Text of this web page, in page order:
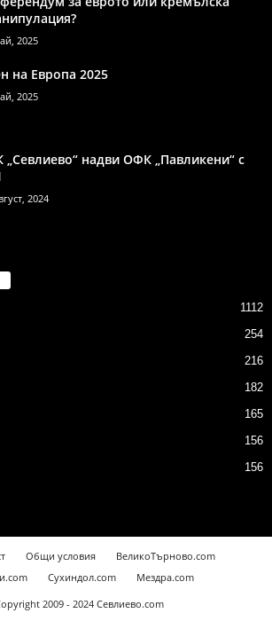
2025
на Европа 2025
2025
„Севлиево“ надви ОФК „Павликени“ с
2024
1112
254
216
182
165
156
156
Общи условия
ВеликоТърново.com
Сухиндол.com
Мездра.com
2009 - 2024 Севлиево.com